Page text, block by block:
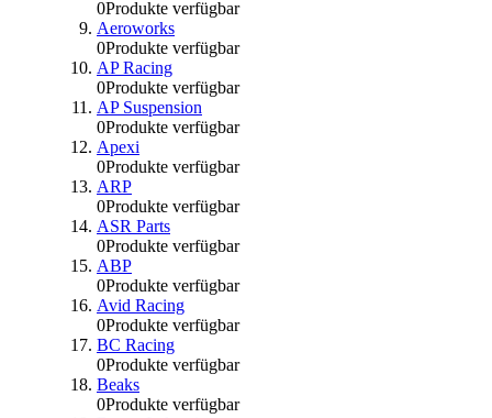
0Produkte verfügbar
Aeroworks
0Produkte verfügbar
AP Racing
0Produkte verfügbar
AP Suspension
0Produkte verfügbar
Apexi
0Produkte verfügbar
ARP
0Produkte verfügbar
ASR Parts
0Produkte verfügbar
ABP
0Produkte verfügbar
Avid Racing
0Produkte verfügbar
BC Racing
0Produkte verfügbar
Beaks
0Produkte verfügbar